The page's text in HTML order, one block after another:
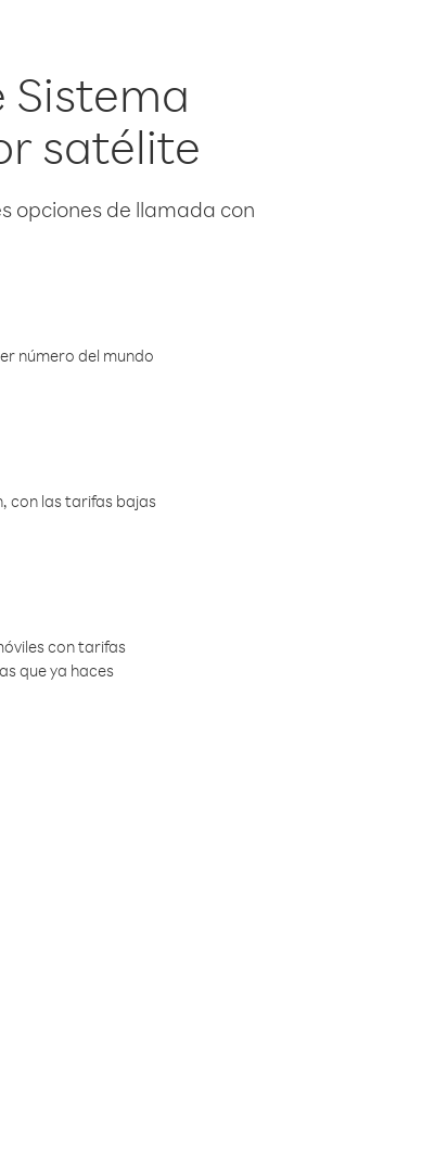
Sistema
satélite
opciones de llamada con
número del mundo
con las tarifas bajas
con tarifas
que ya haces